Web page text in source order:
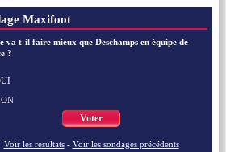
Maxifoot
va t-il faire mieux que Deschamps en équipe de
?
Voter
Voir les resultats - Voir les sondages précédents